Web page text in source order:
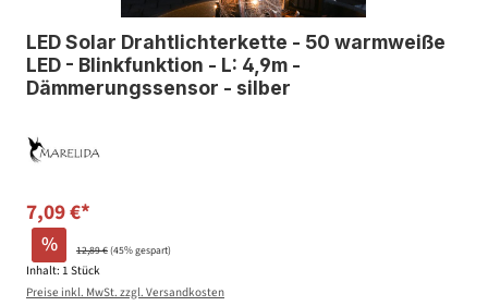
LED Solar Drahtlichterkette - 50 warmweiße
LED - Blinkfunktion - L: 4,9m -
Dämmerungssensor - silber
7,09 €*
% 12,89 €(45% gespart)
Inhalt: 1 Stück
Preise inkl. MwSt. zzgl. Versandkosten